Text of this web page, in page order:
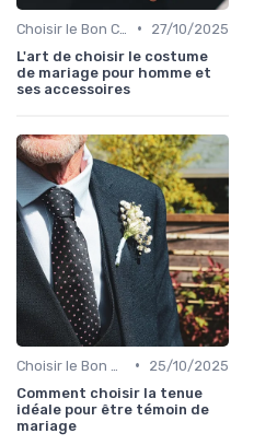
•
27/10/2025
L'art de choisir le costume
de mariage pour homme et
ses accessoires
•
25/10/2025
Comment choisir la tenue
idéale pour être témoin de
mariage